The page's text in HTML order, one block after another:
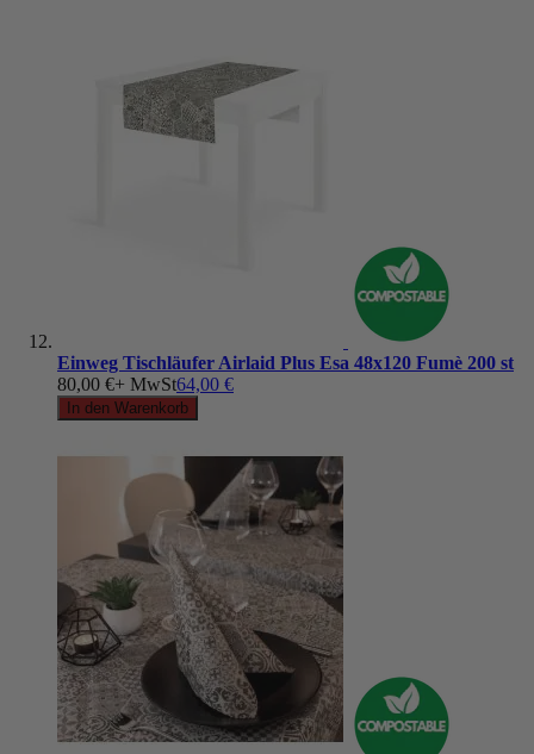
Einweg Tischläufer Airlaid Plus Esa 48x120 Fumè 200 st
80,00 €+ MwSt64,00 €
In den Warenkorb